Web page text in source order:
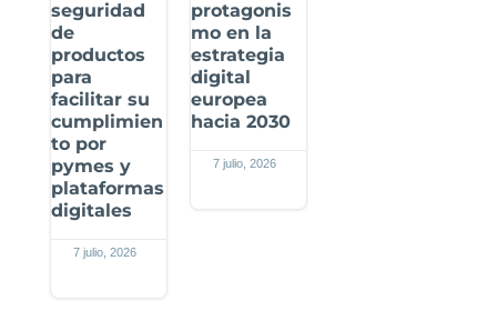
seguridad
de
productos
para
facilitar su
cumplimien
to por
pymes y
plataformas
digitales
7 julio, 2026
protagonis
mo en la
estrategia
digital
europea
hacia 2030
7 julio, 2026